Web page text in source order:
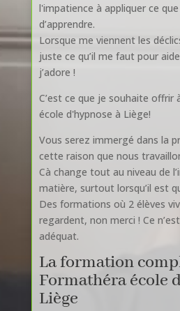
l'impatience à appliquer ce
d’apprendre.
Lorsque me viennent les
juste ce qu’il me faut pour
j’adore !
C’est ce que je souhaite offrir
école d'hypnose à Liège!
Vous serez immergé dans la
cette raison que nous
Cà change tout au niveau de
matière, surtout lorsqu’il est
Des formations où 2 élèves
regardent, non merci ! Ce
adéquat.
La formation
Formathéra école
Liège